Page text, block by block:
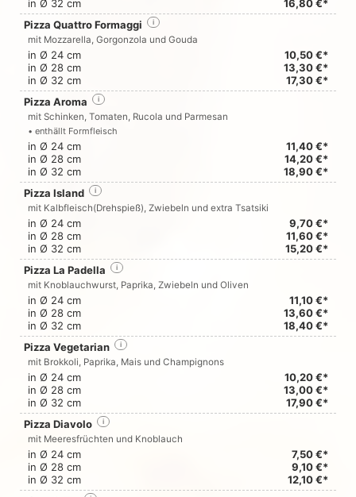
in Ø 32 cm
16,80 €*
Pizza Quattro Formaggi
i
mit Mozzarella, Gorgonzola und Gouda
in Ø 24 cm
10,50 €*
in Ø 28 cm
13,30 €*
in Ø 32 cm
17,30 €*
Pizza Aroma
i
mit Schinken, Tomaten, Rucola und Parmesan
• enthällt Formfleisch
in Ø 24 cm
11,40 €*
in Ø 28 cm
14,20 €*
in Ø 32 cm
18,90 €*
Pizza Island
i
mit Kalbfleisch(Drehspieß), Zwiebeln und extra Tsatsiki
in Ø 24 cm
9,70 €*
in Ø 28 cm
11,60 €*
in Ø 32 cm
15,20 €*
Pizza La Padella
i
mit Knoblauchwurst, Paprika, Zwiebeln und Oliven
in Ø 24 cm
11,10 €*
in Ø 28 cm
13,60 €*
in Ø 32 cm
18,40 €*
Pizza Vegetarian
i
mit Brokkoli, Paprika, Mais und Champignons
in Ø 24 cm
10,20 €*
in Ø 28 cm
13,00 €*
in Ø 32 cm
17,90 €*
Pizza Diavolo
i
mit Meeresfrüchten und Knoblauch
in Ø 24 cm
7,50 €*
in Ø 28 cm
9,10 €*
in Ø 32 cm
12,10 €*